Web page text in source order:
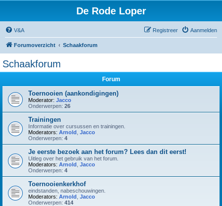
De Rode Loper
V&A Aanmelden
Registreer
Forumoverzicht Schaakforum
Schaakforum
Forum
Toernooien (aankondigingen)
Moderator: Jacco
Onderwerpen: 26
Trainingen
Informatie over cursussen en trainingen.
Moderators: Arnold Jacco
Onderwerpen: 4
Je eerste bezoek aan het forum? Lees dan dit eerst!
Uitleg over het gebruik van het forum.
Moderators: Arnold Jacco
Onderwerpen: 4
Toernooienkerkhof
eindstanden, nabeschouwingen.
Moderators: Arnold Jacco
Onderwerpen: 414